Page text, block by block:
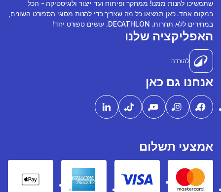
שתמשיכו להנות ממנו! ממחקר ופיתוח ועד ייצור ולוגיסטיקה - הכל
במקום אחד. כאן תמצאו כל מה שצריך כדי להנות מסוגי הספורט השונים,
במחירים ללא תחרות. DECATHLON. עושים ספורט יחד!
האפליקציה שלנו
להורדה
אנחנו גם כאן
אמצעי תשלום
Mastercard
Visa
American express
Pay